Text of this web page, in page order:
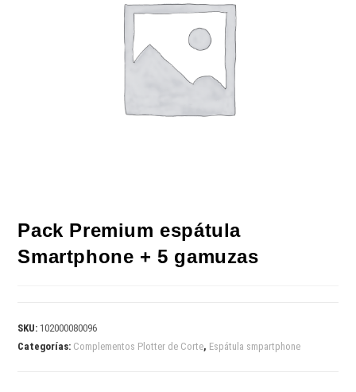
Pack Premium espátula
Smartphone + 5 gamuzas
SKU: 102000080096
Categorías: Complementos Plotter de Corte, Espátula smpartphone